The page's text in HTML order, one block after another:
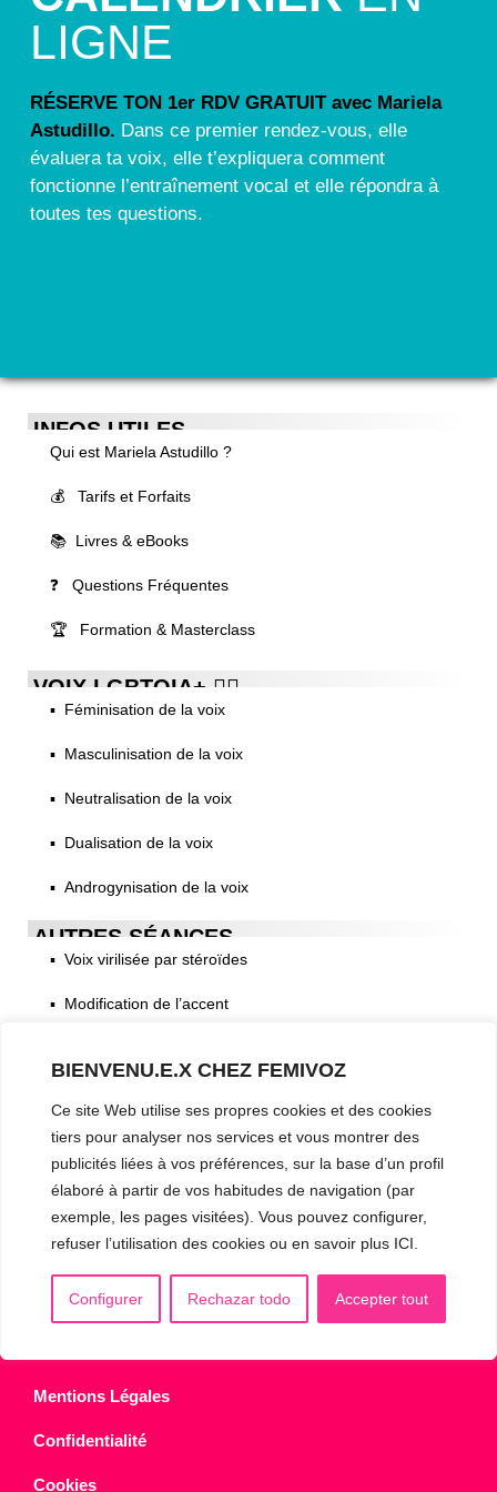
BIENVENU.E.X CHEZ FEMIVOZ
Ce site Web utilise ses propres cookies et des cookies
tiers pour analyser nos services et vous montrer des
publicités liées à vos préférences, sur la base d’un profil
élaboré à partir de vos habitudes de navigation (par
exemple, les pages visitées). Vous pouvez configurer,
refuser l’utilisation des cookies ou en savoir plus ICI.
Configurer Rechazar todo Accepter tout
LIGNE
RÉSERVE TON 1er RDV GRATUIT avec Mariela
Astudillo. Dans ce premier rendez-vous, elle
évaluera ta voix, elle t’expliquera comment
fonctionne l’entraînement vocal et elle répondra à
toutes tes questions.
INFOS UTILES
Qui est Mariela Astudillo ?
💰 Tarifs et Forfaits
📚 Livres & eBooks
❓ Questions Fréquentes
🏆 Formation & Masterclass
VOIX LGBTQIA+ 🏳️‍🌈
▪️ Féminisation de la voix
▪️ Masculinisation de la voix
▪️ Neutralisation de la voix
▪️ Dualisation de la voix
▪️ Androgynisation de la voix
AUTRES SÉANCES
▪️ Voix virilisée par stéroïdes
▪️ Modification de l’accent
CONTACT & RDV
✅ Prendre RDV en ligne
WhatsApp : +34 625 14 46 47
Mentions Légales
Confidentialité
Cookies